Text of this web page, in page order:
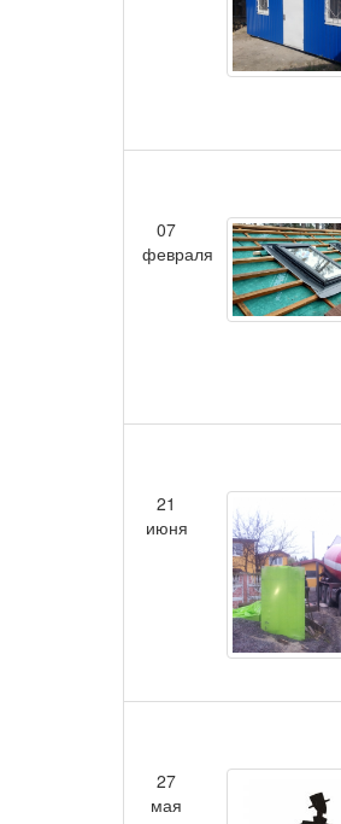
07
февраля
21
июня
27
мая